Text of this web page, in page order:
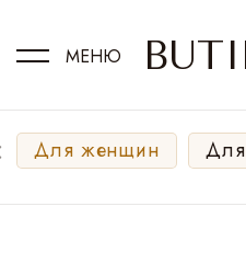
МЕНЮ
Для женщин